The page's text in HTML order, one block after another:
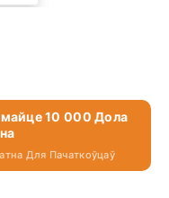
10 000 Дола
Для Пачаткоўцаў